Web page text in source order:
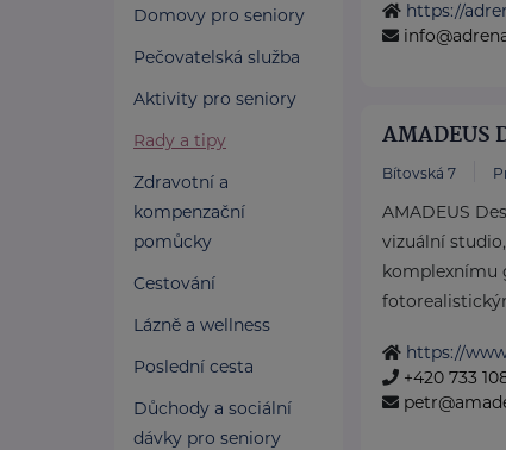
Domovy pro seniory
Pečovatelská služba
Aktivity pro seniory
Rady a tipy
Zdravotní a
kompenzační
pomůcky
Cestování
Lázně a wellness
Poslední cesta
Důchody a sociální
dávky pro seniory
https://
AMADEUS
Bítovská 7
AMADEUS
vizuální
komplexnímu
https://
+420 733